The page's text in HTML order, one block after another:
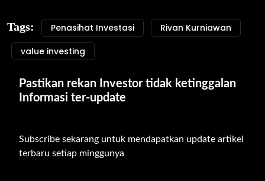
Tags: Penasihat Investasi
Rivan Kurniawan
value investing
Pastikan rekan Investor tidak ketinggalan
Informasi ter-update
Subscribe sekarang untuk mendapatkan update artikel
terbaru setiap minggunya